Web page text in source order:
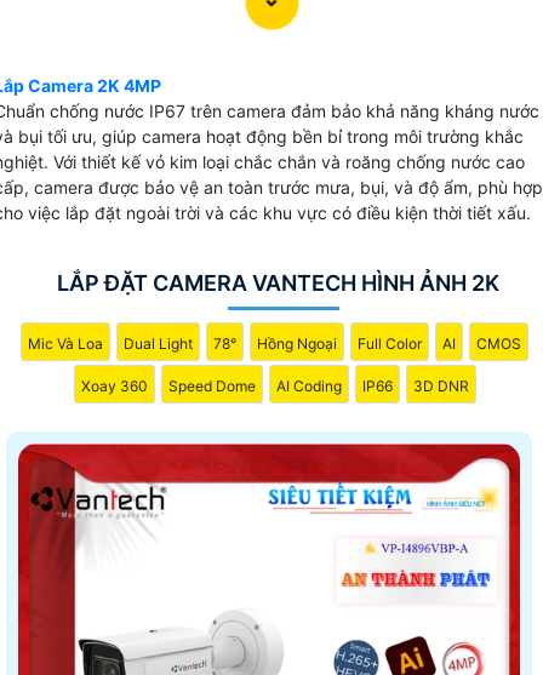
Camera 2K 4MP
chống nước IP67 trên camera đảm bảo khả năng kháng nước
bụi tối ưu, giúp camera hoạt động bền bỉ trong môi trường khắc
Với thiết kế vỏ kim loại chắc chắn và roăng chống nước cao
camera được bảo vệ an toàn trước mưa, bụi, và độ ẩm, phù hợp
việc lắp đặt ngoài trời và các khu vực có điều kiện thời tiết xấu.
LẮP ĐẶT CAMERA VANTECH HÌNH ẢNH 2K
Mic Và Loa Dual Light 78° Hồng Ngoại Full Color AI CMOS
Xoay 360 Speed Dome AI Coding IP66 3D DNR